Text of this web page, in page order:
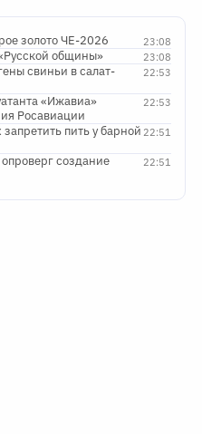
23:08
золото ЧЕ-2026
23:08
общины»
22:53
свиньи в салат-
22:53
«Ижавиа»
Росавиации
22:51
пить у барной
22:51
создание